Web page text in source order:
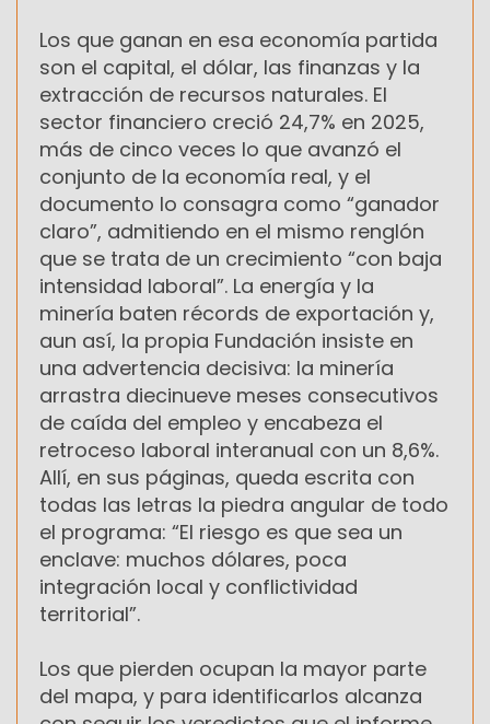
Los que ganan en esa economía partida
son el capital, el dólar, las finanzas y la
extracción de recursos naturales. El
sector financiero creció 24,7% en 2025,
más de cinco veces lo que avanzó el
conjunto de la economía real, y el
documento lo consagra como “ganador
claro”, admitiendo en el mismo renglón
que se trata de un crecimiento “con baja
intensidad laboral”. La energía y la
minería baten récords de exportación y,
aun así, la propia Fundación insiste en
una advertencia decisiva: la minería
arrastra diecinueve meses consecutivos
de caída del empleo y encabeza el
retroceso laboral interanual con un 8,6%.
Allí, en sus páginas, queda escrita con
todas las letras la piedra angular de todo
el programa: “El riesgo es que sea un
enclave: muchos dólares, poca
integración local y conflictividad
territorial”.
Los que pierden ocupan la mayor parte
del mapa, y para identificarlos alcanza